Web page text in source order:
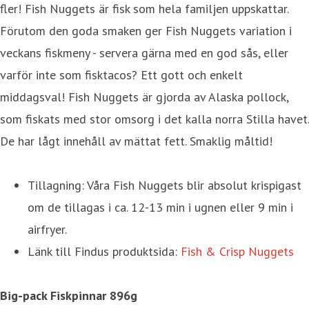
fler! Fish Nuggets är fisk som hela familjen uppskattar.
Förutom den goda smaken ger Fish Nuggets variation i
veckans fiskmeny - servera gärna med en god sås, eller
varför inte som fisktacos? Ett gott och enkelt
middagsval! Fish Nuggets är gjorda av Alaska pollock,
som fiskats med stor omsorg i det kalla norra Stilla havet.
De har lågt innehåll av mättat fett. Smaklig måltid!
Tillagning: Våra Fish Nuggets blir absolut krispigast
om de tillagas i ca. 12-13 min i ugnen eller 9 min i
airfryer.
Länk till Findus produktsida: Fish & Crisp Nuggets
Big-pack Fiskpinnar 896g